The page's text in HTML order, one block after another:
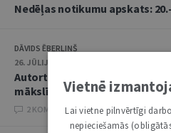
Nedēļas notikumu apskats:
DĀVIDS ĒBERLIŅŠ
26. JŪLIJS 2026 • 08:00
Autortiesību subjekta un
mākslīgā intelekta kontekstā
2 KOMENTĀRI
Vietnē
Lai vietne pilnvērtīgi
nepieciešamās